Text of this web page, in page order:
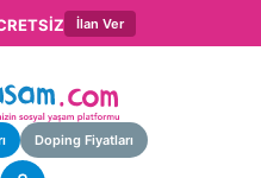
İlan Ver
Doping Fiyatları